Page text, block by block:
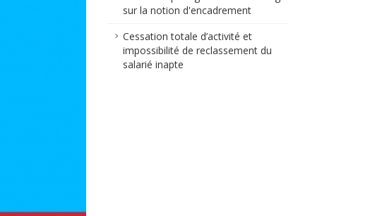
sur la notion d'encadrement
Cessation totale d’activité et
impossibilité de reclassement du
salarié inapte